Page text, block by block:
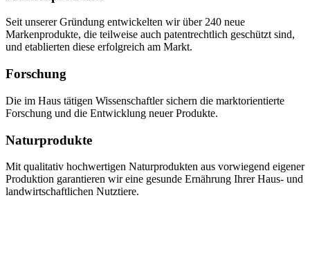
Seit unserer Gründung entwickelten wir über 240 neue
Markenprodukte, die teilweise auch patentrechtlich geschützt sind,
und etablierten diese erfolgreich am Markt.
Forschung
Die im Haus tätigen Wissenschaftler sichern die marktorientierte
Forschung und die Entwicklung neuer Produkte.
Naturprodukte
Mit qualitativ hochwertigen Naturprodukten aus vorwiegend eigener
Produktion garantieren wir eine gesunde Ernährung Ihrer Haus- und
landwirtschaftlichen Nutztiere.